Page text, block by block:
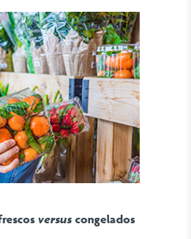
versus congelados